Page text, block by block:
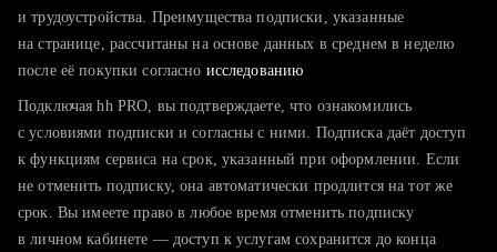
тратите много времени на поиск и вручную поднимаете
хотите сравнить себя с конкурентами и оценить шансы
и трудоустройства. Преимущества подписки, указанные
на странице, рассчитаны на основе данных в среднем в неделю
после её покупки согласно исследованию
Подключая hh PRO, вы подтверждаете, что ознакомились
с условиями подписки и согласны с ними. Подписка даёт доступ
к функциям сервиса на срок, указанный при оформлении. Если
не отменить подписку, она автоматически продлится на тот же
срок. Вы имеете право в любое время отменить подписку
в личном кабинете — доступ к услугам сохранится до конца